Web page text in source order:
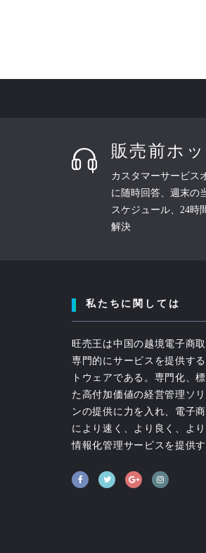
販売前ホ
カスタマーサービス
に随時回答、週末の
スケジュール、24時
解決
私たちに関しては
旺売王は中国の越境電子商
専門的にサービスを提供す
トウェアである。専門化、
た高付加価値の経営管理ソ
ンの提供に力を入れ、電子
により速く、より良く、よ
情報化管理サービスを提供す